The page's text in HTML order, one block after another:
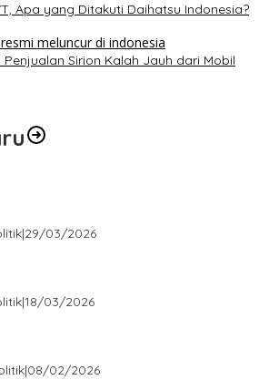
Apa yang Ditakuti Daihatsu Indonesia?
Sirion Kalah Jauh dari Mobil
|29/03/2026
|18/03/2026
|08/02/2026